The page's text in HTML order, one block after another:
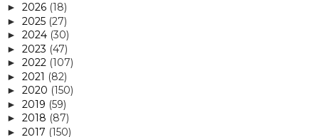
► 2026 (18)
► 2025 (27)
► 2024 (30)
► 2023 (47)
► 2022 (107)
► 2021 (82)
► 2020 (150)
► 2019 (59)
► 2018 (87)
► 2017 (150)